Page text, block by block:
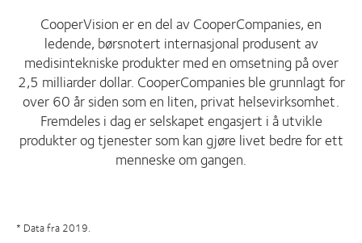
CooperVision er en del av CooperCompanies, en
ledende, børsnotert internasjonal produsent av
medisintekniske produkter med en omsetning på over
2,5 milliarder dollar. CooperCompanies ble grunnlagt for
over 60 år siden som en liten, privat helsevirksomhet.
Fremdeles i dag er selskapet engasjert i å utvikle
produkter og tjenester som kan gjøre livet bedre for ett
menneske om gangen.
* Data fra 2019.